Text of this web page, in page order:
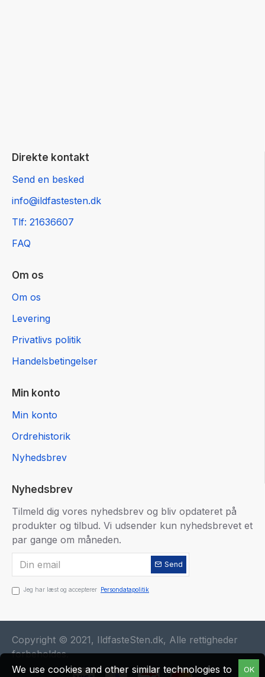
Direkte kontakt
Send en besked
info@ildfastesten.dk
Tlf: 21636607
FAQ
Om os
Om os
Levering
Privatlivs politik
Handelsbetingelser
Min konto
Min konto
Ordrehistorik
Nyhedsbrev
Nyhedsbrev
Tilmeld dig vores nyhedsbrev og bliv opdateret på
produkter og tilbud. Vi udsender kun nyhedsbrevet et
par gange om måneden.
Send
Jeg har læst og accepterer Persondatapolitik
Copyright © 2021, IldfasteSten.dk, Alle rettigheder
forbeholdes.
OK
We use cookies and other similar technologies to